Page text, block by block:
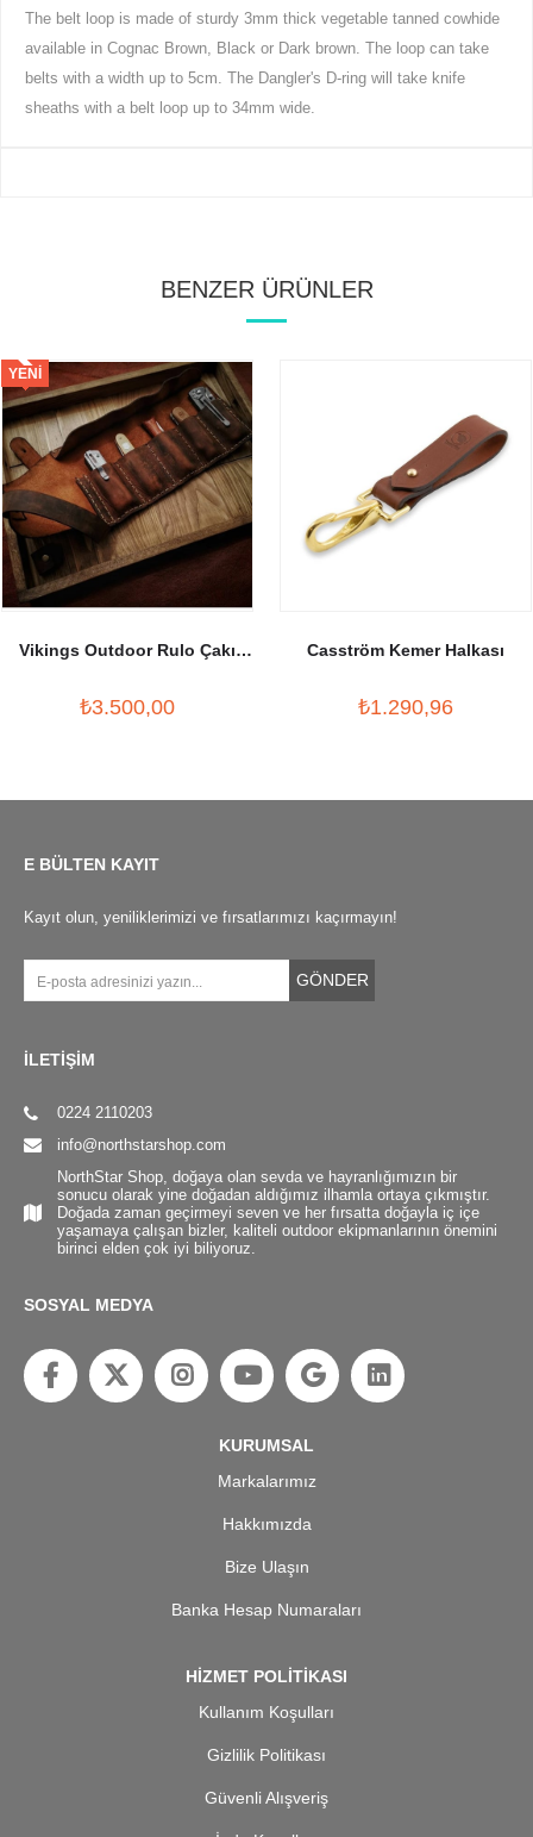
The belt loop is made of sturdy 3mm thick vegetable tanned cowhide
available in Cognac Brown, Black or Dark brown. The loop can take
belts with a width up to 5cm. The Dangler's D-ring will take knife
sheaths with a belt loop up to 34mm wide.
BENZER ÜRÜNLER
Vikings Outdoor Rulo Çakı
₺3.500,00
YENI
ÜRÜN
Casström Kemer Halkası
₺1.290,96
E BÜLTEN KAYIT
Kayıt olun, yeniliklerimizi ve fırsatlarımızı kaçırmayın!
GÖNDER
İLETİŞİM
0224 2110203
info@northstarshop.com
NorthStar Shop, doğaya olan sevda ve hayranlığımızın bir
sonucu olarak yine doğadan aldığımız ilhamla ortaya çıkmıştır.
Doğada zaman geçirmeyi seven ve her fırsatta doğayla iç içe
yaşamaya çalışan bizler, kaliteli outdoor ekipmanlarının önemini
birinci elden çok iyi biliyoruz.
SOSYAL MEDYA
KURUMSAL
Markalarımız
Hakkımızda
Bize Ulaşın
Banka Hesap Numaraları
HİZMET POLİTİKASI
Kullanım Koşulları
Gizlilik Politikası
Güvenli Alışveriş